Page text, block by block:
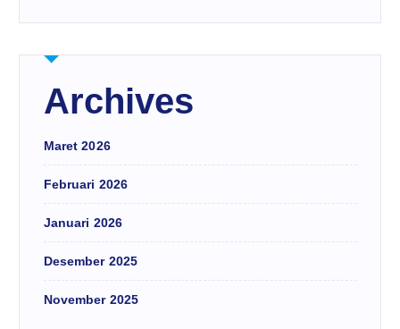
Archives
Maret 2026
Februari 2026
Januari 2026
Desember 2025
November 2025